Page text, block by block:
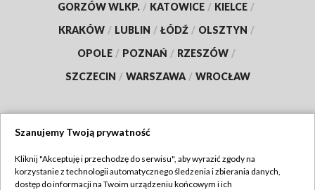
GORZÓW WLKP. / KATOWICE / KIELCE /
KRAKÓW / LUBLIN / ŁÓDŹ / OLSZTYN /
OPOLE / POZNAŃ / RZESZÓW /
SZCZECIN / WARSZAWA / WROCŁAW
TVP
Szanujemy Twoją prywatność
Kliknij "Akceptuję i przechodzę do serwisu", aby wyrazić zgody na
korzystanie z technologii automatycznego śledzenia i zbierania danych,
dostęp do informacji na Twoim urządzeniu końcowym i ich